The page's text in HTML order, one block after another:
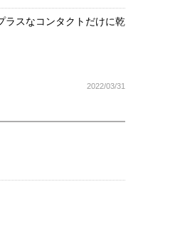
ラスなコンタクトだけに乾
2022/03/31